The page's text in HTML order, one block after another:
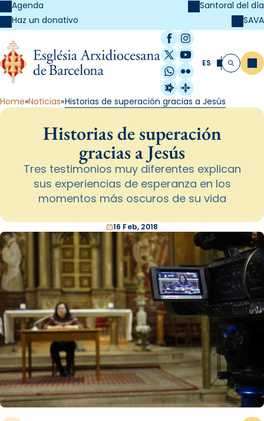
Agenda
Haz un donativo
Santoral del día
SAVA
Facebook
Instagram
X / Twitter
YouTube
WhatsApp
Flickr
Radio Estel
Catalunya
ES Buscar
Home Noticias Historias de superación gracias a Jesús
Historias de superación
gracias a Jesús
Tres testimonios muy diferentes explican
sus experiencias de esperanza en los
momentos más oscuros de su vida
16 Feb, 2018